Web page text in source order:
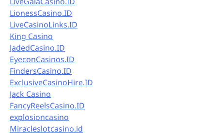
LionessCasino.ID
LiveCasinoLinks.ID
King Casino
JadedCasino.ID
EyeconCasinos.ID
FindersCasino.ID
ExclusiveCasinoHire.ID
Jack Casino
FancyReelsCasino.ID
explosioncasino
Miracleslotcasino.id